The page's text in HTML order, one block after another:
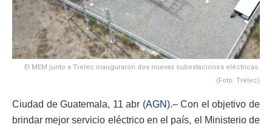
El MEM junto a Trelec inauguraron dos nuevas subestaciones eléctricas.
(Foto: Trelec)
Ciudad de Guatemala, 11 abr (AGN).– Con el objetivo de
brindar mejor servicio eléctrico en el país, el Ministerio de